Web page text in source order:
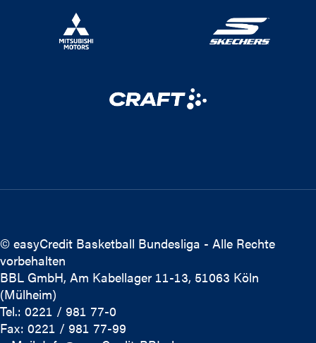
© easyCredit Basketball Bundesliga - Alle Rechte
vorbehalten
BBL GmbH, Am Kabellager 11-13, 51063 Köln
(Mülheim)
Tel.: 0221 / 981 77-0
Fax: 0221 / 981 77-99